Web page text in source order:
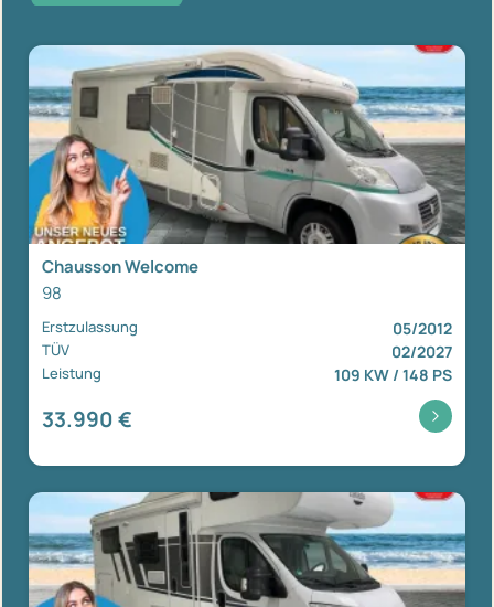
Chausson Welcome
98
Erstzulassung 05/2012
TÜV 02/2027
Leistung 109 KW / 148 PS
33.990 €